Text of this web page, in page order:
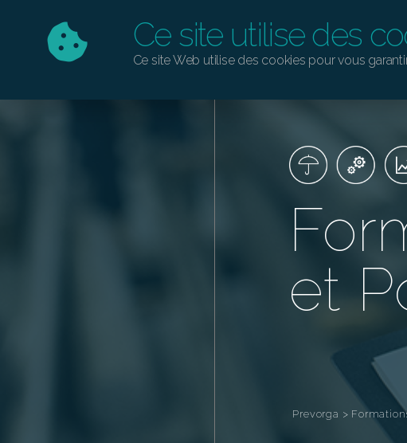
et
Prevorga >
Ce site utilise des
Ce site Web utilise des cookies pour vous